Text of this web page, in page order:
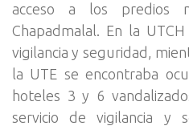
acceso a los predios
Chapadmalal. En la
vigilancia y seguridad,
la UTE se encontraba
hoteles 3 y 6
servicio de vigilancia y